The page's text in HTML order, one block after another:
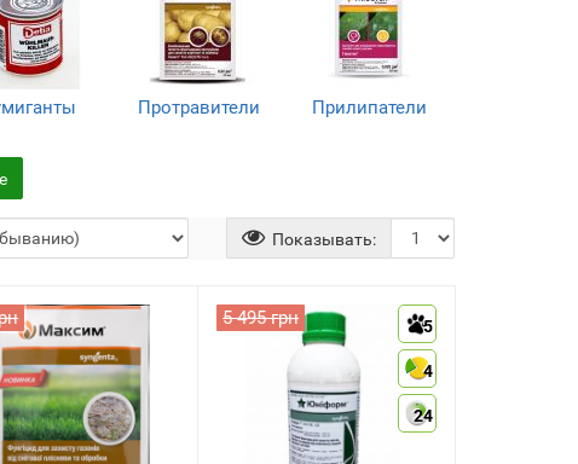
Протравители Прилипатели
Показывать:
5
4
24
5 495 грн